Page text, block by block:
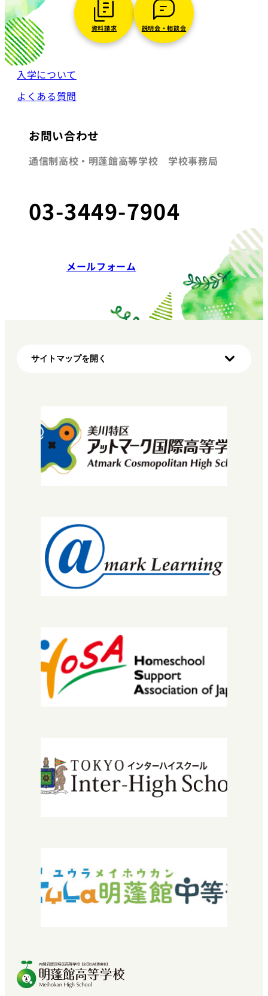
資料請求 説明会・相談会
入学について
よくある質問
お問い合わせ
通信制高校・明蓬館高等学校 学校事務局
03-3449-7904
メールフォーム
サイトマップを開く
初めての方へ（明蓬館高校の特徴）
学び方
マイプロ
先生・コーチについて
バレエ・ダンサーコース
SNEC（スペシャルニーズ）
STEC
EuLa明蓬館中等部
スクールライフ
校長挨拶
教育理念・コンセプト
学校概要
進路実績
情報公開
エントリーから入学までの流れ
学費・授業料
特待生入試について
採用情報
SNEC提携希望の方へ
中学校教諭・福祉関係者の方へ